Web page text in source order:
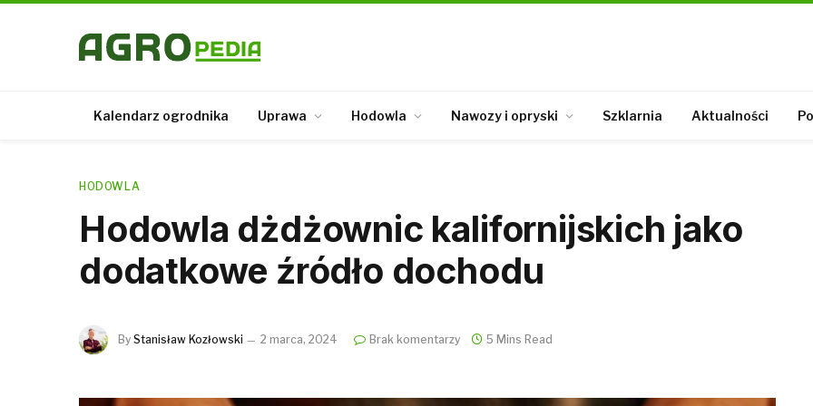
Kalendarz ogrodnika Uprawa Hodowla Nawozy i opryski Szklarnia Aktualności
HODOWLA
Hodowla dżdżownic kalifornijskich jako
dodatkowe źródło dochodu
By Stanisław Kozłowski 2 marca, 2024 Brak komentarzy 5 Mins Read